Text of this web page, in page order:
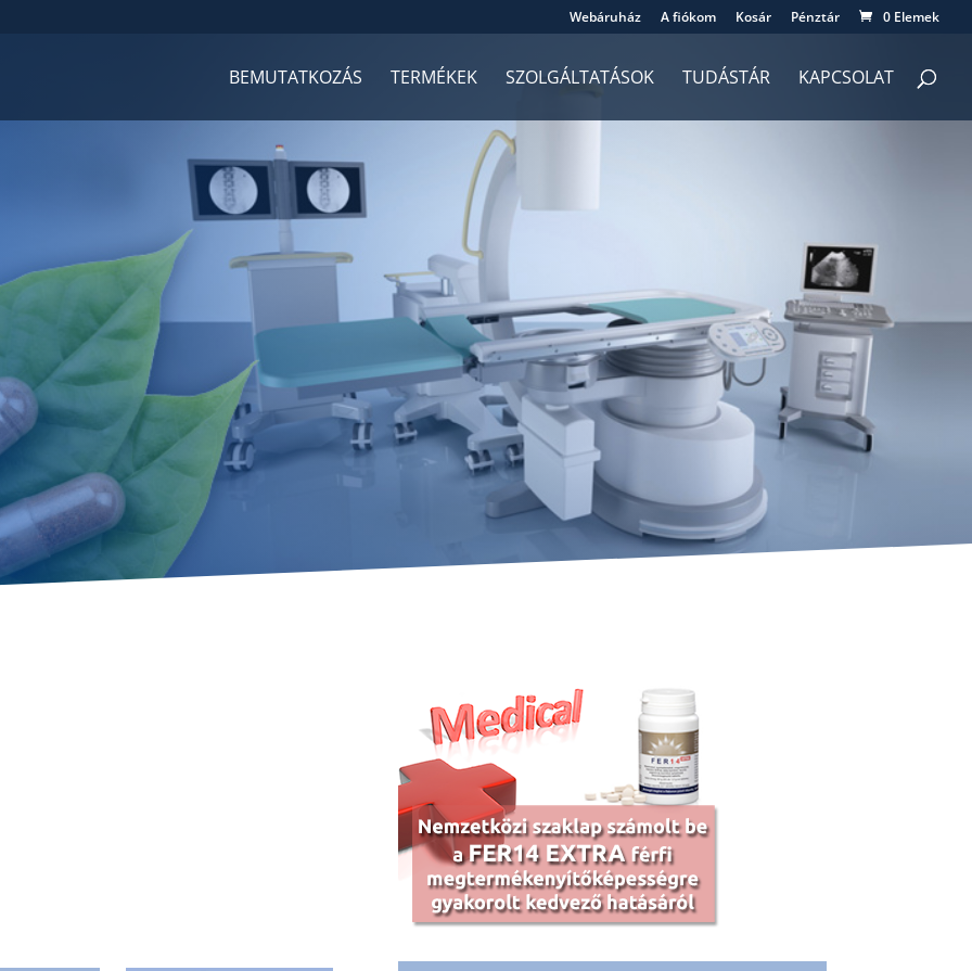
Webáruház A fiókom Kosár Pénztár 0 Elemek
BEMUTATKOZÁS TERMÉKEK SZOLGÁLTATÁSOK TUDÁSTÁR KAPCSOLAT